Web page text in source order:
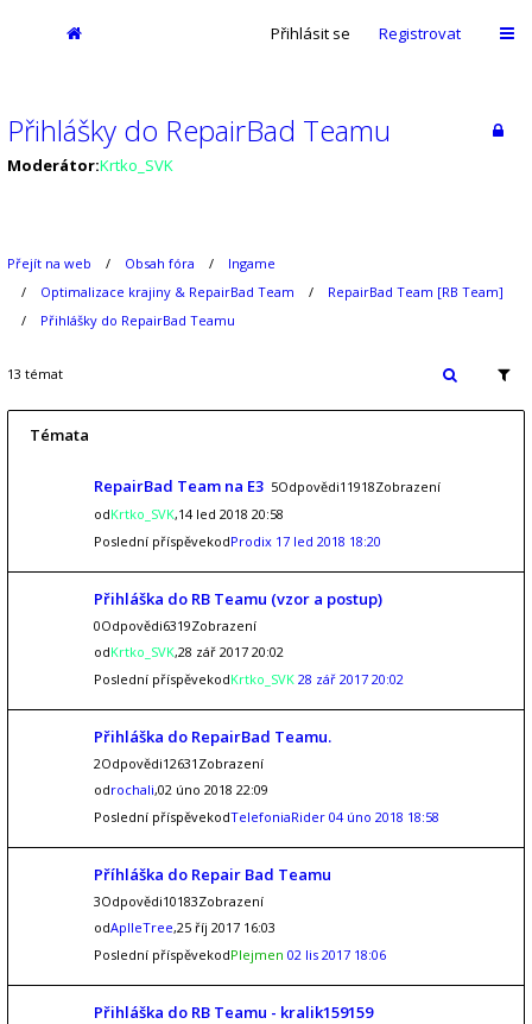
Přihlásit se Registrovat
Přihlášky do RepairBad Teamu
Moderátor:Krtko_SVK
Přejít na web Obsah fóra
Ingame
Optimalizace krajiny & RepairBad Team
RepairBad Team [RB Team]
Přihlášky do RepairBad Teamu
13 témat
Témata
RepairBad Team na E3 5Odpovědi11918Zobrazení
odKrtko_SVK,14 led 2018 20:58
Poslední příspěvekodProdix 17 led 2018 18:20
Přihláška do RB Teamu (vzor a postup)
0Odpovědi6319Zobrazení
odKrtko_SVK,28 zář 2017 20:02
Poslední příspěvekodKrtko_SVK 28 zář 2017 20:02
Přihláška do RepairBad Teamu.
2Odpovědi12631Zobrazení
odrochali,02 úno 2018 22:09
Poslední příspěvekodTelefoniaRider 04 úno 2018 18:58
Příhláška do Repair Bad Teamu
3Odpovědi10183Zobrazení
odAplleTree,25 říj 2017 16:03
Poslední příspěvekodPlejmen 02 lis 2017 18:06
Přihláška do RB Teamu - kralik159159